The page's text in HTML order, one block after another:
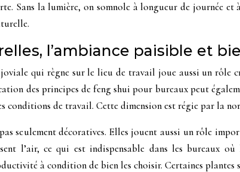
Sans la lumière, on somnole à longueur de journée
l’ambiance paisible et
qui règne sur le lieu de travail joue aussi un rôle
des principes de feng shui pour bureaux peut
conditions de travail. Cette dimension est régie par la
seulement décoratives. Elles jouent aussi un rôle
l’air, ce qui est indispensable dans les
à condition de bien les choisir. Certaines plantes